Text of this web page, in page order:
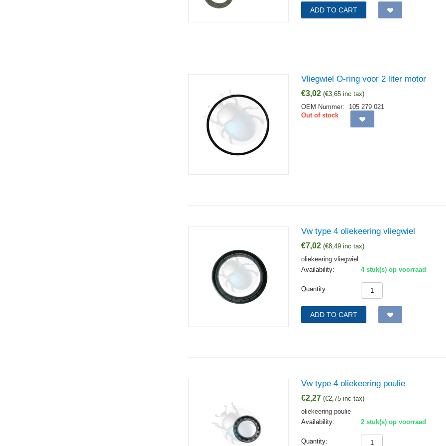
ADD TO CART
Vliegwiel O-ring voor 2 liter motor
€3,02 (€3,65 inc tax)
OEM Nummer:
105 279 021
Out of stock
Vw type 4 oliekeering vliegwiel
€7,02 (€8,49 inc tax)
oliekeering vliegwiel
Availability:
4 stuk(s) op voorraad
Quantity:
ADD TO CART
Vw type 4 oliekeering poulie
€2,27 (€2,75 inc tax)
oliekeering poulie
Availability:
2 stuk(s) op voorraad
Quantity: